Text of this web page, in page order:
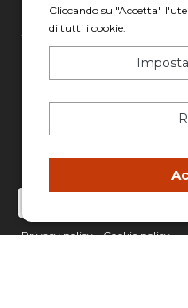
Gruppo Italia Vendita Auto Spa
PEC:
Capitale sociale: 2.300.000,00
Privacy policy-Cookie policy
Cliccando su "Accetta"
di tutti i cookie.